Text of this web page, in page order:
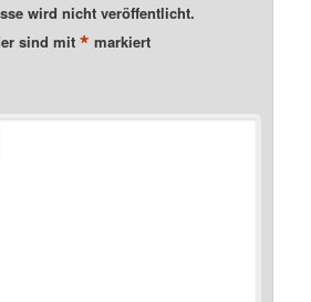
wird nicht veröffentlicht.
sind mit* markiert